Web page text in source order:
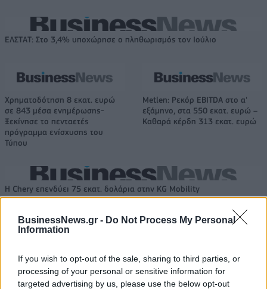
BusinessNews.gr - Do Not Process My Personal
Information
If you wish to opt-out of the sale, sharing to third parties, or
processing of your personal or sensitive information for
targeted advertising by us, please use the below opt-out
ΕΛΣΤΑΤ: Στο 3,4% υποχώρησε ο πληθωρισμός τον Ιούλιο
Χρηματοδότηση 8 εκατ. ευρώ
σε 843 μέσα ενημέρωσης-
Ξεκίνησε το πενταετές
πρόγραμμα ενίσχυσης του
Τύπου
Metlen: Ρεκόρ EBITDA στο α'
εξάμηνο, στα 550 εκατ. ευρώ –
Καθαρά κέρδη 313 εκατ. ευρώ
Η Chery επενδύει 75 εκατ. δολάρια στην KG Mobility
Το FIAT 500 Hybrid τώρα από
συνεργασίας τους μέχρι το
2028